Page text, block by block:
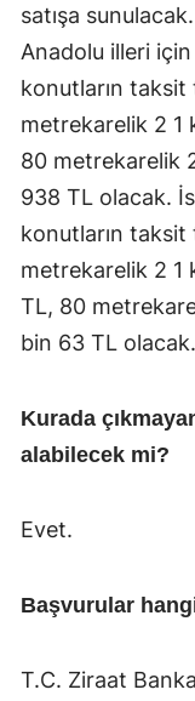
satışa
Anadolu illeri için
konutların taksit
metrekarelik 2 1
80 metrekarelik
938 TL olacak.
konutların taksit
metrekarelik 2 1
TL, 80
bin 63 TL olacak.
Kurada
alabilecek mi?
Evet.
Başvurular
T.C. Ziraat